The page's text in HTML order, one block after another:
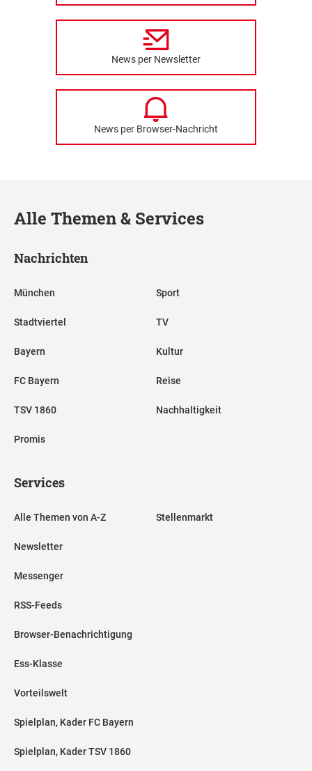
News per Newsletter
News per Browser-Nachricht
Alle Themen & Services
Nachrichten
München
Stadtviertel
Bayern
FC Bayern
TSV 1860
Promis
Sport
TV
Kultur
Reise
Nachhaltigkeit
Services
Alle Themen von A-Z
Newsletter
Messenger
RSS-Feeds
Browser-Benachrichtigung
Ess-Klasse
Vorteilswelt
Spielplan, Kader FC Bayern
Spielplan, Kader TSV 1860
Stellenmarkt